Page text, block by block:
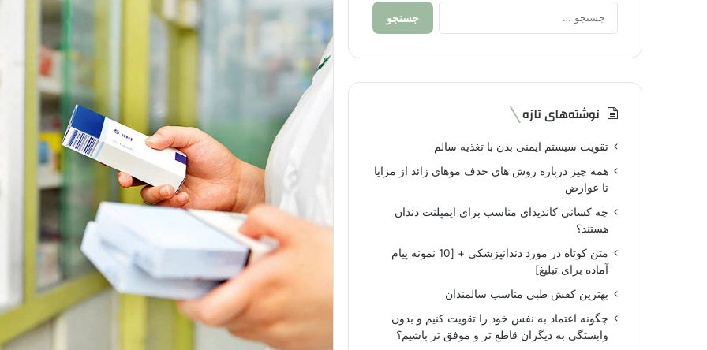
جستجو
نوشته‌های تازه
تقویت سیستم ایمنی بدن با تغذیه سالم
همه چیز درباره روش های حذف موهای زائد از مزایا
تا عوارض
چه کسانی کاندیدای مناسب برای ایمپلنت دندان
هستند؟
متن کوتاه در مورد دندانپزشکی + [10 نمونه پیام
آماده برای تبلیغ]
بهترین کفش طبی مناسب سالمندان
چگونه اعتماد به نفس خود را تقویت کنیم و بدون
وابستگی به دیگران قاطع تر و موفق تر باشیم؟